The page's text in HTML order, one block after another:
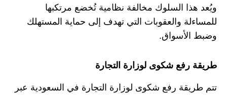
ويُعد هذا السلوك مخالفة نظامية تُخضع مرتكبها
للمساءلة والعقوبات التي تهدف إلى حماية المستهلك
وضبط الأسواق.
طريقة رفع شكوى لوزارة التجارة
تتم طريقة رفع شكوى لوزارة التجارة في السعودية عبر